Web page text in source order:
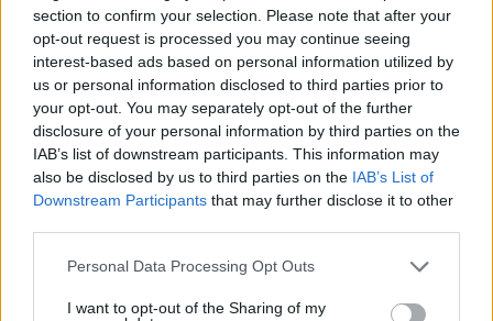
section to confirm your selection. Please note that after your
opt-out request is processed you may continue seeing
interest-based ads based on personal information utilized by
us or personal information disclosed to third parties prior to
your opt-out. You may separately opt-out of the further
disclosure of your personal information by third parties on the
IAB’s list of downstream participants. This information may
also be disclosed by us to third parties on the IAB’s List of
Downstream Participants that may further disclose it to other
Please note that this website/app uses one or more Google
not limited to your visit or usage behaviour. You may click to
Personal Data Processing Opt Outs
I want to opt-out of the Sharing of my
Το μέλλον της τεχνολογίας
27.07.2026, 06:00
Η Smart φοιτητική κατοικία στην καρδιά της Αθήνας
03.08.2026, 10:56
Επαγγελματική Εκπαίδευση & Εξειδίκευση: Το Mοντέλο που
26.07.2026, 09:54